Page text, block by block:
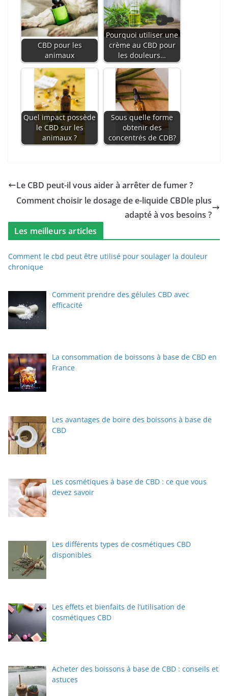
CBD pour les
animaux
Pourquoi utiliser une
crème au CBD pour
les douleurs…
Quel impact possède
le CBD sur les
animaux ?
Sous quelle forme
obtenir des
concentrés de CDB?
Le CBD peut-il vous aider à arrêter de fumer ?
Comment choisir le dosage de e-liquide CBDle plus
adapté à vos besoins ?
Les meilleurs articles
Comment le cbd peut être utilisé pour soulager la douleur
chronique
Comment prendre des gélules CBD avec
efficacité
La consommation de boissons à base de CBD en
France
Les avantages de boire des boissons à base de
CBD
Les cosmétiques à base de CBD : ce que vous
devez savoir
Les différents types de cosmétiques CBD
disponibles
Les effets et bienfaits de l’utilisation de
cosmétiques CBD
Acheter des boissons à base de CBD : conseils et
astuces